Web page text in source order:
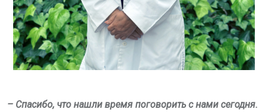
– Спасибо, что нашли время поговорить с нами сегодня.